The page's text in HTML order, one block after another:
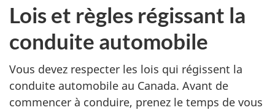
Lois et règles régissant la
conduite automobile
Vous devez respecter les lois qui régissent la
conduite automobile au Canada. Avant de
commencer à conduire, prenez le temps de vous